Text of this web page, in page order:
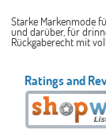
Starke Markenmode
und darüber, für
Rückgaberecht mit
Ratings and